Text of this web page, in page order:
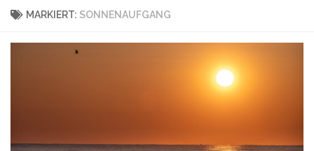
MARKIERT: SONNENAUFGANG